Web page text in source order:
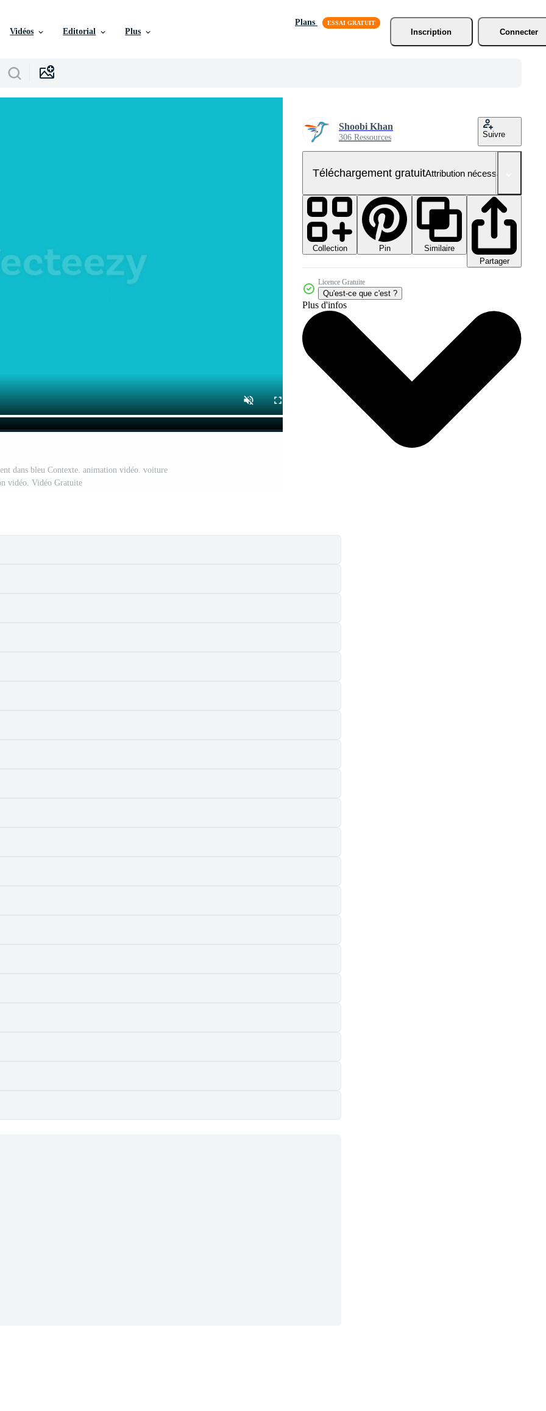
Vidéos Editorial Plus
Plans
Inscription
Connecter
dans bleu Contexte. animation vidéo. voiture
vidéo. Vidéo Gratuite
Shoobi Khan
306 Ressources Suivre
Téléchargement gratuitAttribution nécessaire
Collection Pin
Similaire
Partager
Licence Gratuite
Qu'est-ce que c'est ?
Plus d'infos